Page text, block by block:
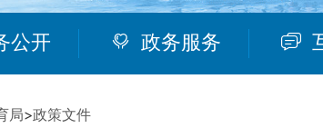
公开 政务服务
局>政策文件